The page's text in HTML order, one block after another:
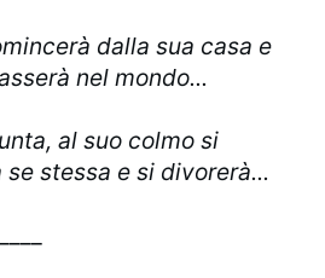
dalla sua casa e
nel mondo...
al suo colmo si
stessa e si divorerà...